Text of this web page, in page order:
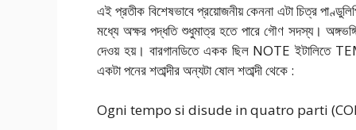
এই প্রতীক বিশেষভাবে প্রয়োজনীয় কেননা এটা চিত্র
মধ্যে অক্ষর পদ্ধতি শুধুমাত্র হতে পারে গৌণ সদস্য।
দেওয় হয়। বারগানডিতে একক ছিল NOTE ইটালিতে
একটা পনের শতাব্দীরঅন্যটা ষোল শতাব্দী থেকে :
Ogni tempo si disude in quatro parti